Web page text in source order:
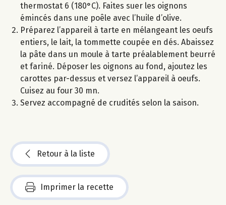
thermostat 6 (180°C). Faites suer les oignons
émincés dans une poêle avec l’huile d’olive.
Préparez l’appareil à tarte en mélangeant les oeufs
entiers, le lait, la tommette coupée en dés. Abaissez
la pâte dans un moule à tarte préalablement beurré
et fariné. Déposer les oignons au fond, ajoutez les
carottes par-dessus et versez l’appareil à oeufs.
Cuisez au four 30 mn.
Servez accompagné de crudités selon la saison.
Retour à la liste
Imprimer la recette